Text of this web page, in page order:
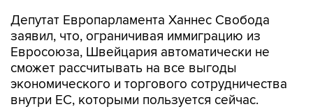
Депутат Европарламента Ханнес Свобода
заявил, что, ограничивая иммиграцию из
Евросоюза, Швейцария автоматически не
сможет рассчитывать на все выгоды
экономического и торгового сотрудничества
внутри ЕС, которыми пользуется сейчас.